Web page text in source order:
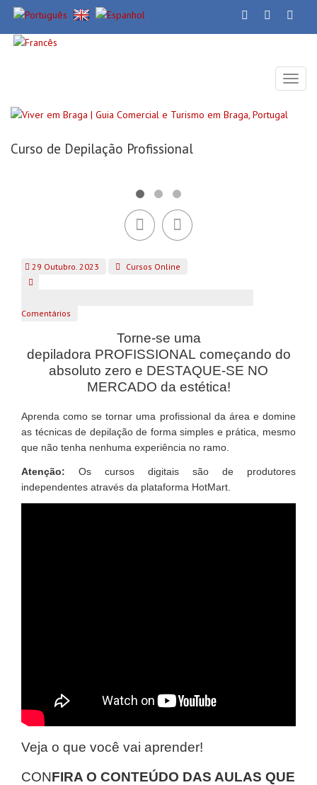
Curso de Depilação Profissional
29 Outubro. 2023 Cursos Online
Comentários
Torne-se uma
depiladora PROFISSIONAL começando do
absoluto zero e DESTAQUE-SE NO
MERCADO da estética!
Aprenda como se tornar uma profissional da área e domine
as técnicas de depilação de forma simples e prática, mesmo
que não tenha nenhuma experiência no ramo.
Atenção: Os cursos digitais são de produtores
independentes através da plataforma HotMart.
Veja o que você vai aprender!
CONFIRA O CONTEÚDO DAS AULAS QUE